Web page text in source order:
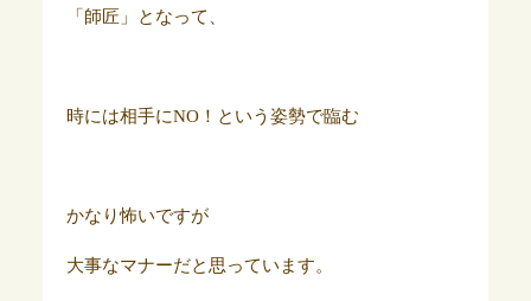
「師匠」となって、
時には相手にNO！という姿勢で臨む
かなり怖いですが
大事なマナーだと思っています。